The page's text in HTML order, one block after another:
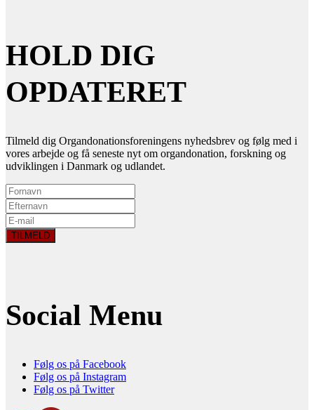
HOLD DIG
OPDATERET
Tilmeld dig Organdonationsforeningens nyhedsbrev og følg med i
vores arbejde og få seneste nyt om organdonation, forskning og
udviklingen i Danmark og udlandet.
Social Menu
Følg os på Facebook
Følg os på Instagram
Følg os på Twitter